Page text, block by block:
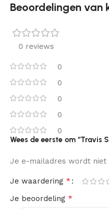
Beoordelingen van
0 reviews
0
0
0
0
0
Wees de eerste om “Travis
Je e-mailadres wordt niet
Je waardering *
Je beoordeling *